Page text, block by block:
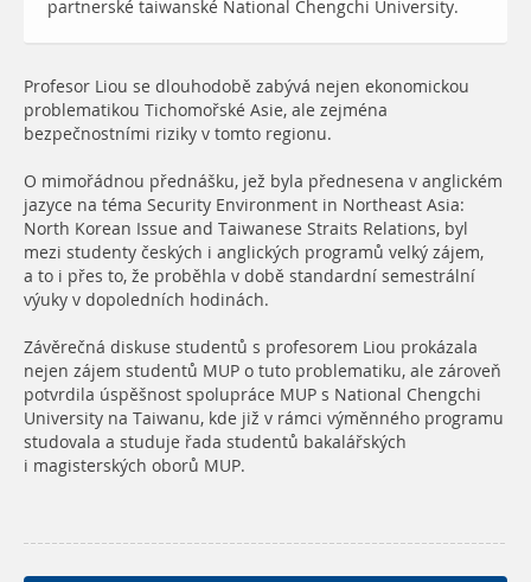
partnerské taiwanské National Chengchi University.
Profesor Liou se dlouhodobě zabývá nejen ekonomickou
problematikou Tichomořské Asie, ale zejména
bezpečnostními riziky v tomto regionu.
O mimořádnou přednášku, jež byla přednesena v anglickém
jazyce na téma Security Environment in Northeast Asia:
North Korean Issue and Taiwanese Straits Relations, byl
mezi studenty českých i anglických programů velký zájem,
a to i přes to, že proběhla v době standardní semestrální
výuky v dopoledních hodinách.
Závěrečná diskuse studentů s profesorem Liou prokázala
nejen zájem studentů MUP o tuto problematiku, ale zároveň
potvrdila úspěšnost spolupráce MUP s National Chengchi
University na Taiwanu, kde již v rámci výměnného programu
studovala a studuje řada studentů bakalářských
i magisterských oborů MUP.